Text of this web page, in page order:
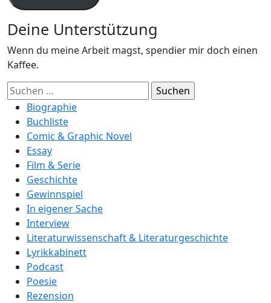
Deine Unterstützung
Wenn du meine Arbeit magst, spendier mir doch einen
Kaffee.
Suchen
nach:Biographie
Buchliste
Comic & Graphic Novel
Essay
Film & Serie
Geschichte
Gewinnspiel
In eigener Sache
Interview
Literaturwissenschaft & Literaturgeschichte
Lyrikkabinett
Podcast
Poesie
Rezension